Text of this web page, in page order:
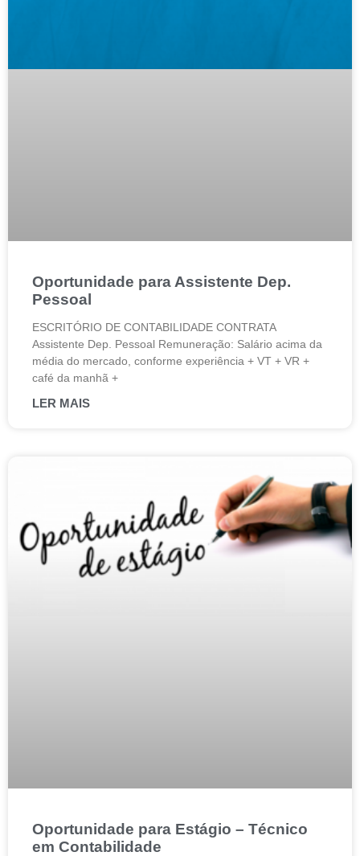
Oportunidade para Assistente Dep.
Pessoal
ESCRITÓRIO DE CONTABILIDADE CONTRATA
Assistente Dep. Pessoal Remuneração: Salário acima da
média do mercado, conforme experiência + VT + VR +
café da manhã +
LER MAIS
Oportunidade para Estágio – Técnico
em Contabilidade